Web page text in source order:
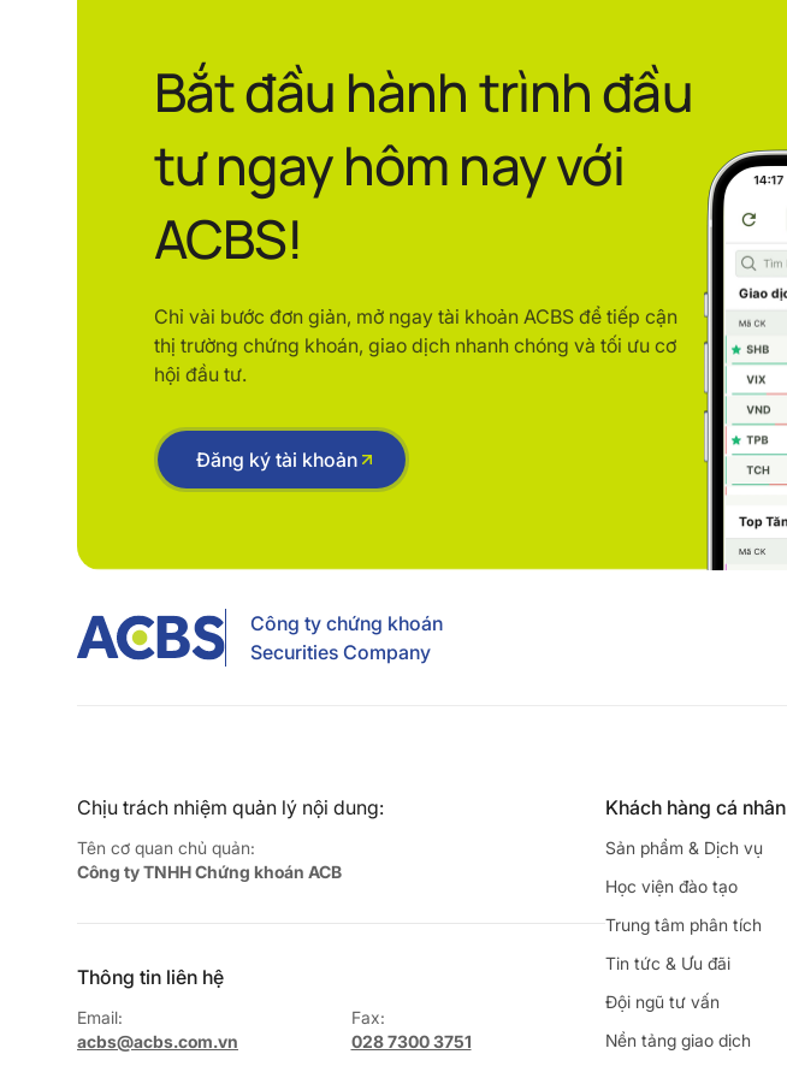
Bắt đầu hành trình đầu
tư ngay hôm nay với
ACBS!
Chỉ vài bước đơn giản, mở ngay tài khoản ACBS để tiếp cận
thị trường chứng khoán, giao dịch nhanh chóng và tối ưu cơ
hội đầu tư.
Đăng ký tài khoản
Công ty chứng khoán
Securities Company
Chịu trách nhiệm quản lý nội dung:
Tên cơ quan chủ quản:
Công ty TNHH Chứng khoán ACB
Thông tin liên hệ
Email:
acbs@acbs.com.vn
Fax:
028 7300 3751
Khách hàng cá nhân
Sản phẩm & Dịch vụ
Học viện đào tạo
Trung tâm phân tích
Tin tức & Ưu đãi
Đội ngũ tư vấn
Nền tảng giao dịch